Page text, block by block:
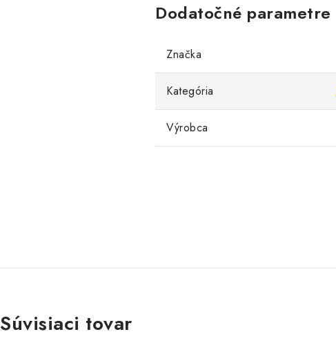
Dodatočné parametre
Značka
Kategória
Výrobca
Súvisiaci tovar